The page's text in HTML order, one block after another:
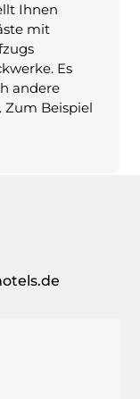
Ihnen
mit
Es
andere
Zum Beispiel